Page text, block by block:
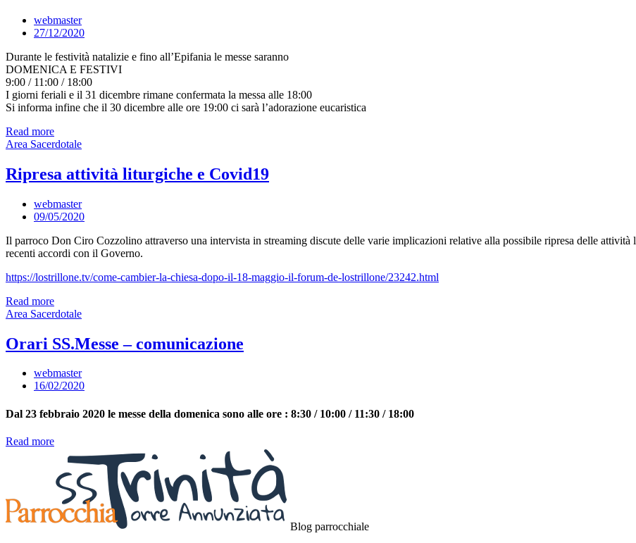
webmaster
27/12/2020
Durante le festività natalizie e fino all’Epifania le messe saranno
DOMENICA E FESTIVI
9:00 / 11:00 / 18:00
I giorni feriali e il 31 dicembre rimane confermata la messa alle 18:00
Si informa infine che il 30 dicembre alle ore 19:00 ci sarà l’adorazione eucaristica
Read more
Area Sacerdotale
Ripresa attività liturgiche e Covid19
webmaster
09/05/2020
Il parroco Don Ciro Cozzolino attraverso una intervista in streaming discute delle varie implicazioni relative alla possibile ripresa delle
recenti accordi con il Governo.
https://lostrillone.tv/come-cambier-la-chiesa-dopo-il-18-maggio-il-forum-de-lostrillone/23242.html
Read more
Area Sacerdotale
Orari SS.Messe – comunicazione
webmaster
16/02/2020
Dal 23 febbraio 2020 le messe della domenica sono alle ore : 8:30 / 10:00 / 11:30 / 18:00
Read more
Blog parrocchiale